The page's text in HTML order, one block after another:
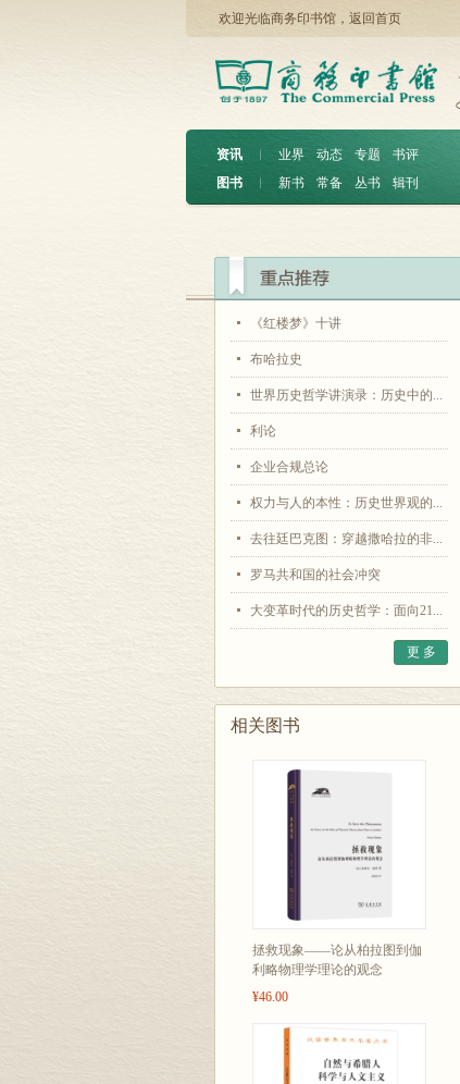
欢迎光临商务印书馆， 返回首页
资讯 ︱ 业界 动态 专题
书评
图书
︱ 新书 常备 丛书 辑刊
《红楼梦》十讲
布哈拉史
世界历史哲学讲演录：历史中的...
利论
企业合规总论
权力与人的本性：历史世界观的...
去往廷巴克图：穿越撒哈拉的非...
罗马共和国的社会冲突
大变革时代的历史哲学：面向21...
更 多
相关图书
拯救现象——论从柏拉图到伽
利略物理学理论的观念
¥46.00